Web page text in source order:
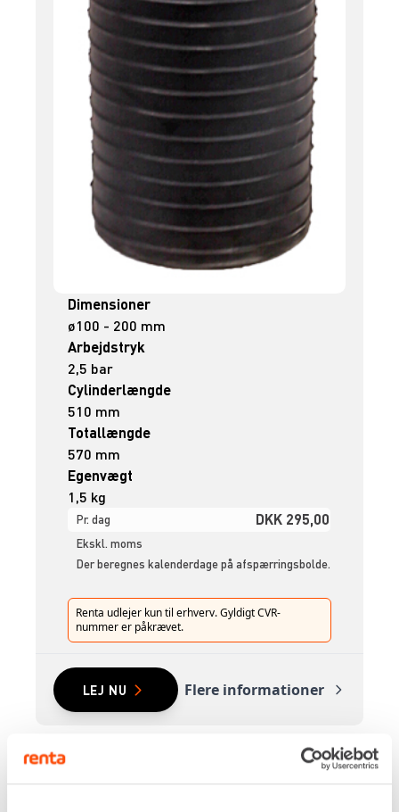
Dimensioner
ø100 - 200 mm
Arbejdstryk
2,5 bar
Cylinderlængde
510 mm
Totallængde
570 mm
Egenvægt
1,5 kg
Pr. dag DKK 295,00
Ekskl. moms
Der beregnes kalenderdage på afspærringsbolde.
Renta udlejer kun til erhverv. Gyldigt CVR-
nummer er påkrævet.
LEJ NU Flere informationer
AFSPÆRRINGSBOLD – Ø200-400